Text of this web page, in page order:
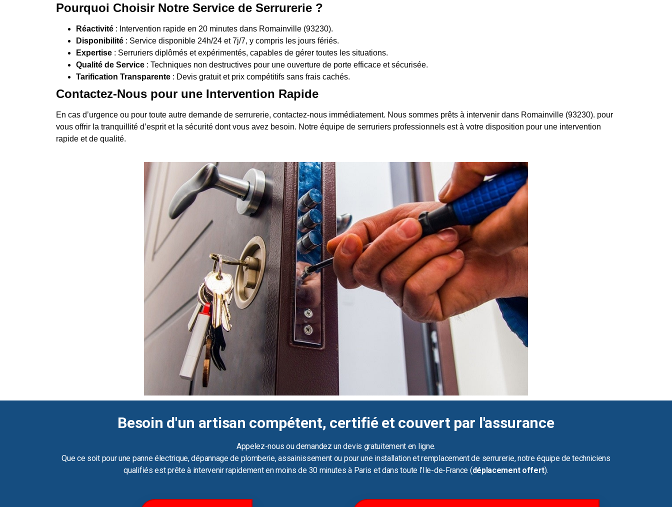
Pourquoi Choisir Notre Service de Serrurerie ?
Réactivité : Intervention rapide en 20 minutes dans Romainville (93230).
Disponibilité : Service disponible 24h/24 et 7j/7, y compris les jours fériés.
Expertise : Serruriers diplômés et expérimentés, capables de gérer toutes les situations.
Qualité de Service : Techniques non destructives pour une ouverture de porte efficace et sécurisée.
Tarification Transparente : Devis gratuit et prix compétitifs sans frais cachés.
Contactez-Nous pour une Intervention Rapide
En cas d’urgence ou pour toute autre demande de serrurerie, contactez-nous immédiatement. Nous sommes prêts à intervenir dans Romainville (93230). pour
vous offrir la tranquillité d’esprit et la sécurité dont vous avez besoin. Notre équipe de serruriers professionnels est à votre disposition pour une intervention
rapide et de qualité.
Besoin d'un artisan compétent, certifié et couvert par l'assurance
Appelez-nous ou demandez un devis gratuitement en ligne.
Que ce soit pour une panne électrique, dépannage de plomberie, assainissement ou pour une installation et remplacement de serrurerie, notre équipe de techniciens
qualifiés est prête à intervenir rapidement en moins de 30 minutes à Paris et dans toute l’Ile-de-France (déplacement offert).